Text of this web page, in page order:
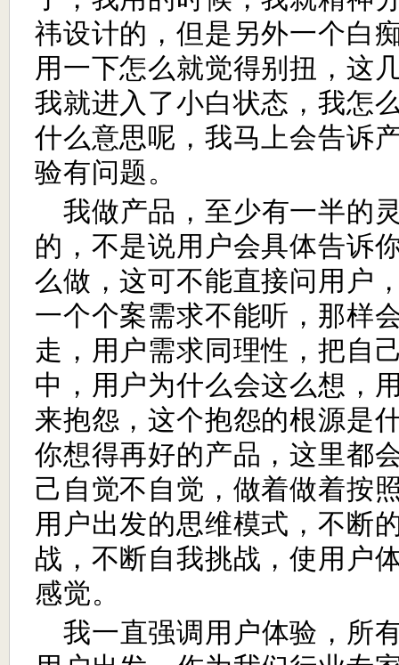
祎设计的，但是另外一个白
用一下怎么就觉得别扭，这
我就进入了小白状态，我怎
什么意思呢，我马上会告诉
验有问题。
我做产品，至少有一半的
的，不是说用户会具体告诉
么做，这可不能直接问用户
一个个案需求不能听，那样
走，用户需求同理性，把自
中，用户为什么会这么想，
来抱怨，这个抱怨的根源是
你想得再好的产品，这里都
己自觉不自觉，做着做着按
用户出发的思维模式，不断
战，不断自我挑战，使用户
感觉。
我一直强调用户体验，所